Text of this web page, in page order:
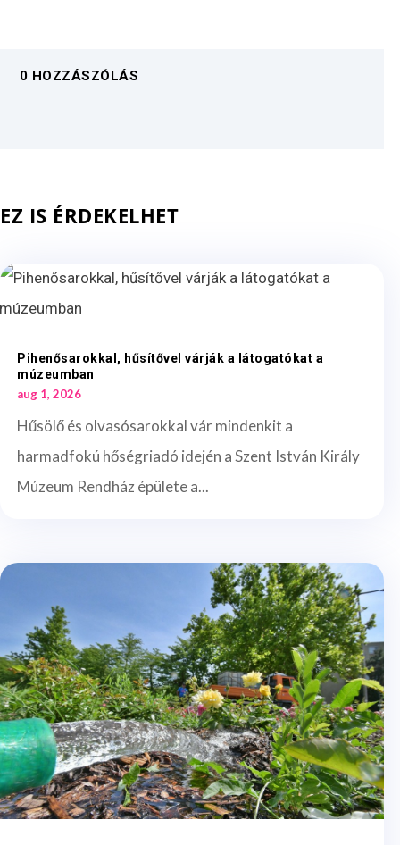
0 HOZZÁSZÓLÁS
EZ IS ÉRDEKELHET
Pihenősarokkal, hűsítővel várják a látogatókat a
múzeumban
aug 1, 2026
Hűsölő és olvasósarokkal vár mindenkit a
harmadfokú hőségriadó idején a Szent István Király
Múzeum Rendház épülete a...